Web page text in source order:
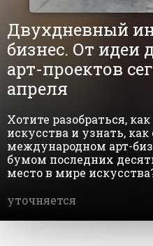
Двухдневный
бизнес. От идеи
арт-проектов
апреля
Хотите разобраться,
искусства и узнать,
международном арт-
бумом последних
место в мире
уточняется